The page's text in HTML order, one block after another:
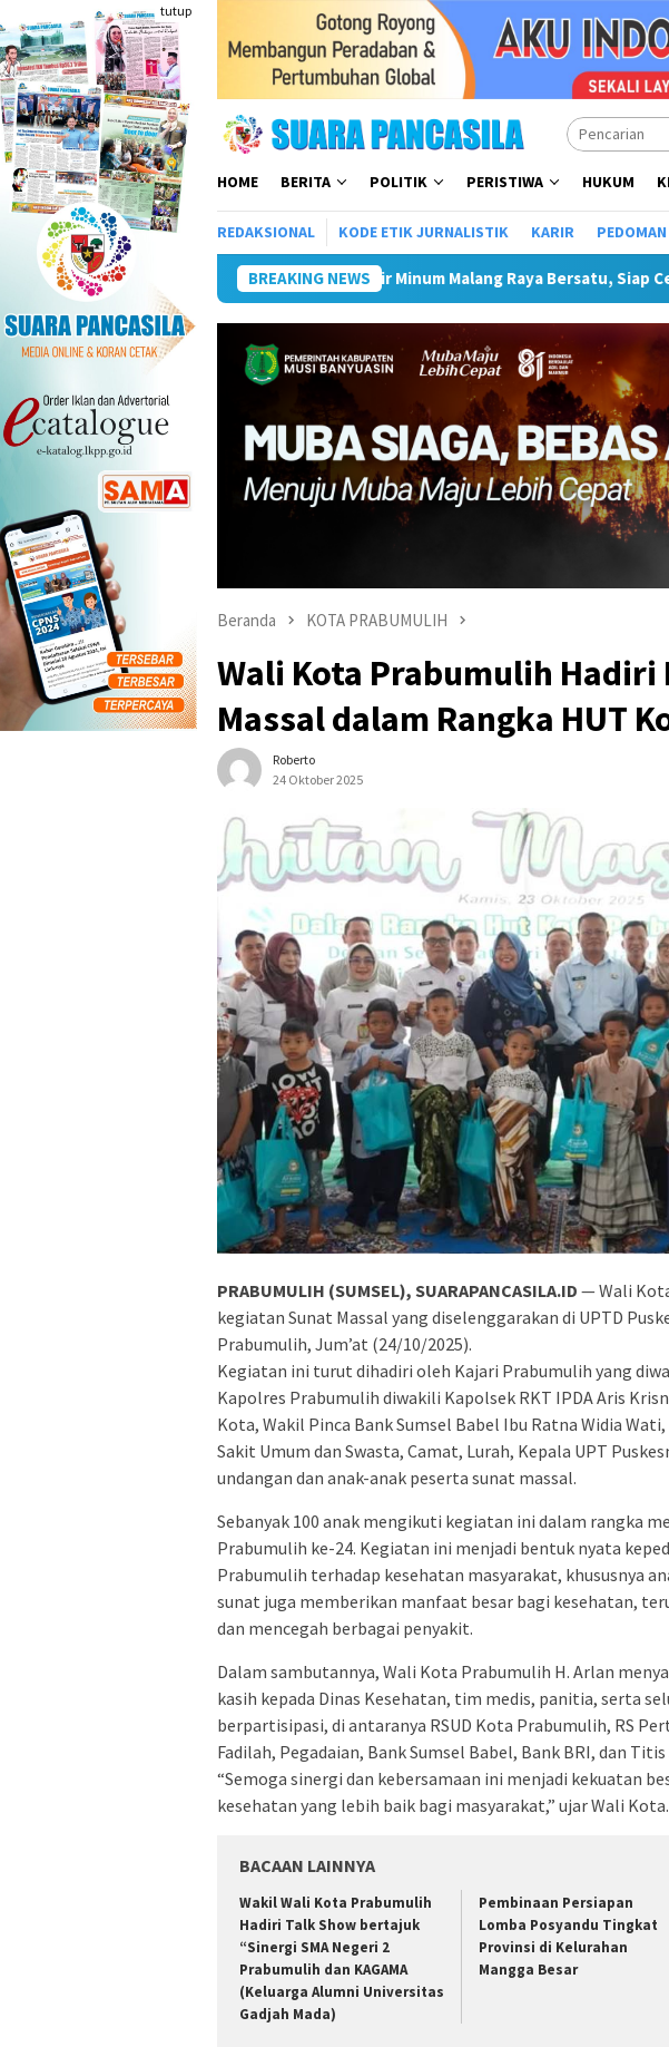
ke
konten
tutup
HOME BERITA POLITIK PERISTIWA HUKUM
REDAKSIONAL KODE ETIK JURNALISTIK KARIR
BREAKING NEWS
Tiga BUMD Air Minum Malang Raya Bersatu, Siap Cetak Atlet Terbaik Menuju
Beranda KOTA PRABUMULIH
Wali Kota Prabumulih Hadiri
Massal dalam Rangka HUT
Roberto
24 Oktober 2025
PRABUMULIH (SUMSEL), SUARAPANCASILA.ID — Wali
kegiatan Sunat Massal yang diselenggarakan di UPTD
Prabumulih, Jum’at (24/10/2025).
Kegiatan ini turut dihadiri oleh Kajari Prabumulih yang
Kapolres Prabumulih diwakili Kapolsek RKT IPDA Aris
Kota, Wakil Pinca Bank Sumsel Babel Ibu Ratna Widia
Sakit Umum dan Swasta, Camat, Lurah, Kepala UPT
undangan dan anak-anak peserta sunat massal.
Sebanyak 100 anak mengikuti kegiatan ini dalam rangka
Prabumulih ke-24. Kegiatan ini menjadi bentuk nyata
Prabumulih terhadap kesehatan masyarakat, khususnya
sunat juga memberikan manfaat besar bagi kesehatan,
dan mencegah berbagai penyakit.
Dalam sambutannya, Wali Kota Prabumulih H. Arlan
kasih kepada Dinas Kesehatan, tim medis, panitia, serta
berpartisipasi, di antaranya RSUD Kota Prabumulih, RS
Fadilah, Pegadaian, Bank Sumsel Babel, Bank BRI, dan
“Semoga sinergi dan kebersamaan ini menjadi kekuatan
kesehatan yang lebih baik bagi masyarakat,” ujar Wali Kota.
BACAAN LAINNYA
Wakil Wali Kota Prabumulih
Hadiri Talk Show bertajuk
“Sinergi SMA Negeri 2
Prabumulih dan KAGAMA
(Keluarga Alumni Universitas
Gadjah Mada)
Pembinaan Persiapan
Lomba Posyandu Tingkat
Provinsi di Kelurahan
Mangga Besar